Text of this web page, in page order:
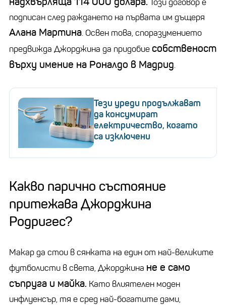
Този договор е
подписан след раждането на първата им дъщеря
Алана Мартина. Освен това, споразумението
предвижда Джорджина да придобиесобственост
върху имение на Роналдо в Мадрид.
Тези уреди продължават
да консумират
електричество, когато
са изключени
Какво парично състояние
притежава Джорджина
Родригес?
Макар да стои в сянката на един от най-великите
футболисти в света, Джорджина не е само
съпруга и майка. Като влиятелен моден
инфлуенсър, тя е сред най-богатите дами,